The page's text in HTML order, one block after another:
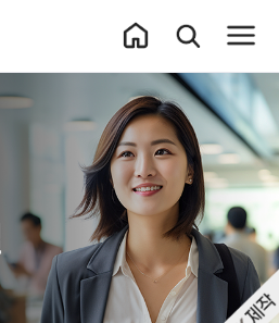
통합검색 레이
전체
자체개발 강좌G